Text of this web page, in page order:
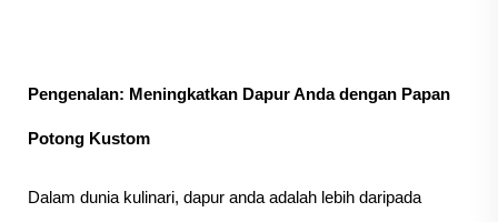
Pengenalan: Meningkatkan Dapur Anda dengan Papan
Potong Kustom
Dalam dunia kulinari, dapur anda adalah lebih daripada